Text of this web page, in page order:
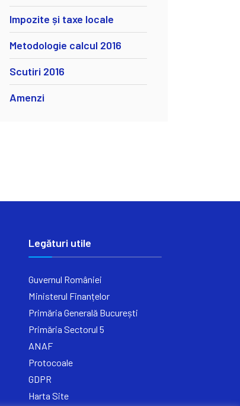
Impozite și taxe locale
Metodologie calcul 2016
Scutiri 2016
Amenzi
Legături utile
Guvernul României
Ministerul Finanțelor
Primăria Generală București
Primăria Sectorul 5
ANAF
Protocoale
GDPR
Harta Site